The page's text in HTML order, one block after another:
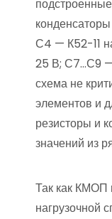
С4 — К52-11
25 В; С7…С9 —
схема не
элементов и
резисторы и
значений из
Так как КМОП
нагрузочной